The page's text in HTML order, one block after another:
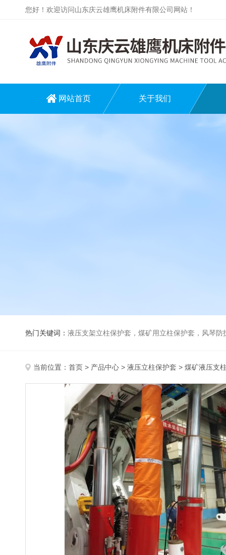
您好！欢迎访问山东庆云雄鹰机床附件有限公司网站！
网站首页 关于我们
热门关键词： 液压支架立柱保护套，煤矿用立柱保护套，风琴
当前位置： 首页 > 产品中心 > 液压立柱保护套 > 煤矿液压支